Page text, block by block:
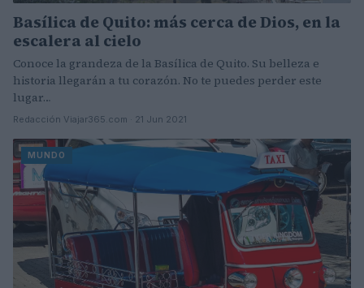
Basílica de Quito: más cerca de Dios, en la
escalera al cielo
Conoce la grandeza de la Basílica de Quito. Su belleza e
historia llegarán a tu corazón. No te puedes perder este
lugar…
Redacción Viajar365.com · 21 Jun 2021
MUNDO